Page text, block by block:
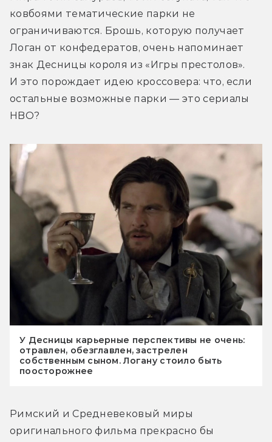
ковбоями тематические парки не
ограничиваются. Брошь, которую получает
Логан от конфедератов, очень напоминает
знак Десницы короля из «Игры престолов».
И это порождает идею кроссовера: что, если
остальные возможные парки — это сериалы
HBO?
У Десницы карьерные перспективы не очень:
отравлен, обезглавлен, застрелен
собственным сыном. Логану стоило быть
поосторожнее
Римский и Средневековый миры
оригинального фильма прекрасно бы